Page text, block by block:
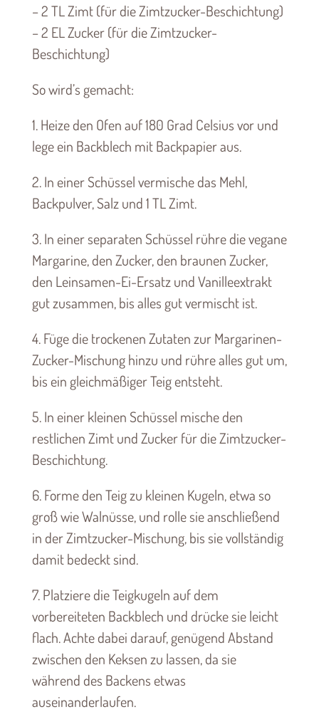
– 2 TL Zimt (für die Zimtzucker-Beschichtung)
– 2 EL Zucker (für die Zimtzucker-
Beschichtung)
So wird’s gemacht:
1. Heize den Ofen auf 180 Grad Celsius vor und
lege ein Backblech mit Backpapier aus.
2. In einer Schüssel vermische das Mehl,
Backpulver, Salz und 1 TL Zimt.
3. In einer separaten Schüssel rühre die vegane
Margarine, den Zucker, den braunen Zucker,
den Leinsamen-Ei-Ersatz und Vanilleextrakt
gut zusammen, bis alles gut vermischt ist.
4. Füge die trockenen Zutaten zur Margarinen-
Zucker-Mischung hinzu und rühre alles gut um,
bis ein gleichmäßiger Teig entsteht.
5. In einer kleinen Schüssel mische den
restlichen Zimt und Zucker für die Zimtzucker-
Beschichtung.
6. Forme den Teig zu kleinen Kugeln, etwa so
groß wie Walnüsse, und rolle sie anschließend
in der Zimtzucker-Mischung, bis sie vollständig
damit bedeckt sind.
7. Platziere die Teigkugeln auf dem
vorbereiteten Backblech und drücke sie leicht
flach. Achte dabei darauf, genügend Abstand
zwischen den Keksen zu lassen, da sie
während des Backens etwas
auseinanderlaufen.